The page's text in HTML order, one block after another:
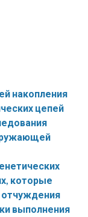
накопления
цепей
которые
отчуждения
выполнения